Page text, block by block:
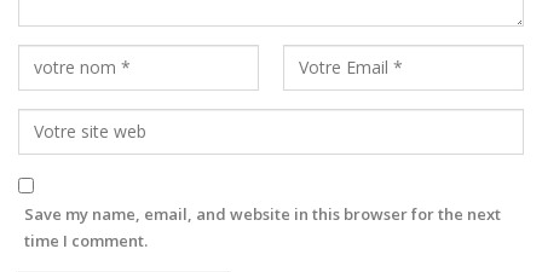
Save my name, email, and website in this browser for the next
time I comment.